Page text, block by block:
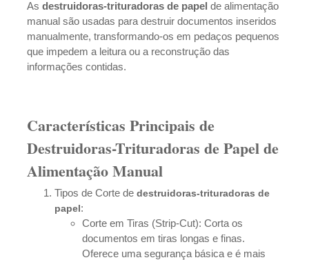
As destruidoras-trituradoras de papel de alimentação
manual são usadas para destruir documentos inseridos
manualmente, transformando-os em pedaços pequenos
que impedem a leitura ou a reconstrução das
informações contidas.
Características Principais de
Destruidoras-Trituradoras de Papel de
Alimentação Manual
Tipos de Corte de destruidoras-trituradoras de
papel:
Corte em Tiras (Strip-Cut): Corta os
documentos em tiras longas e finas.
Oferece uma segurança básica e é mais